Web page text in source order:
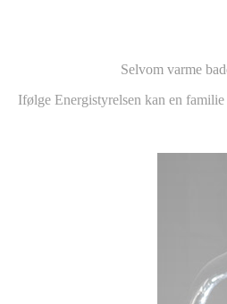
Selvom varme
Ifølge Energistyrelsen kan en